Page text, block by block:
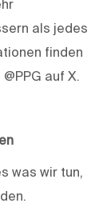
als jedes
finden
auf X.
was wir tun,